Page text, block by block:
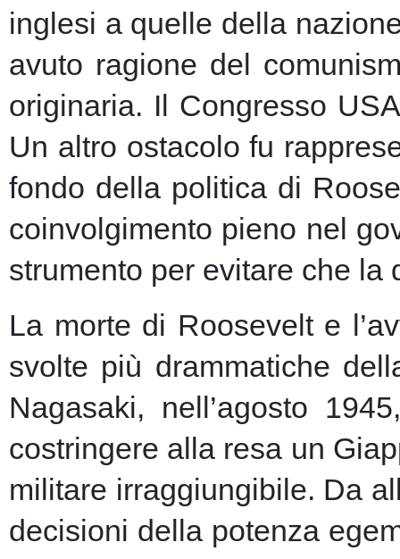
inglesi a quelle della
avuto ragione del
originaria. Il Congresso
Un altro ostacolo fu
fondo della politica di
coinvolgimento pieno nel
strumento per evitare che
La morte di Roosevelt e
svolte più drammatiche
Nagasaki, nell’agosto
costringere alla resa un
militare irraggiungibile. Da
decisioni della potenza